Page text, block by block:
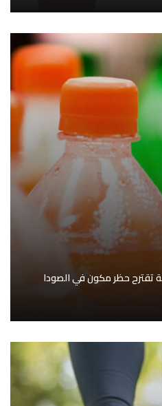
تقترح حظر مكون في الصودا